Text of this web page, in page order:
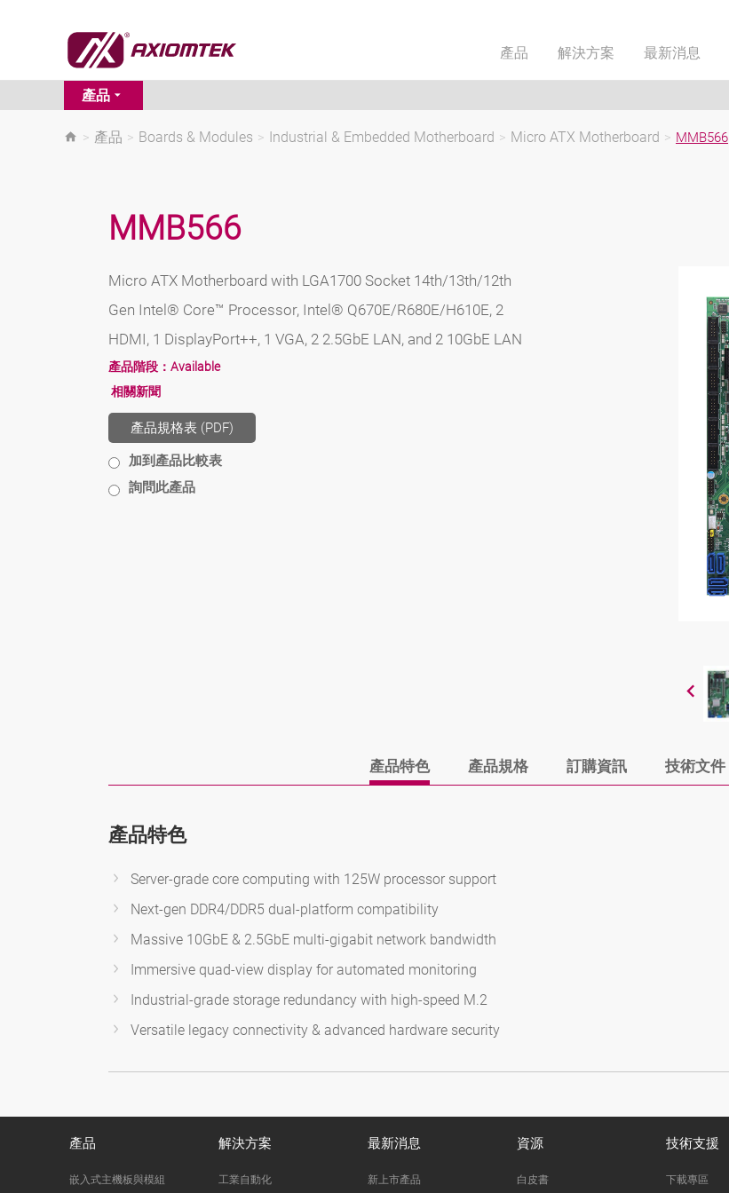
產品 解決方案 最新消息
產品
> 產品 > Boards & Modules > Industrial & Embedded Motherboard > Micro ATX Motherboard > MMB566
MMB566
Micro ATX Motherboard with LGA1700 Socket 14th/13th/12th
Gen Intel® Core™ Processor, Intel® Q670E/R680E/H610E, 2
HDMI, 1 DisplayPort++, 1 VGA, 2 2.5GbE LAN, and 2 10GbE LAN
產品階段： Available
相關新聞
產品規格表 (PDF)
加到產品比較表
詢問此產品
產品特色 產品規格 訂購資訊 技術文件
產品特色
Server-grade core computing with 125W processor support
Next-gen DDR4/DDR5 dual-platform compatibility
Massive 10GbE & 2.5GbE multi-gigabit network bandwidth
Immersive quad-view display for automated monitoring
Industrial-grade storage redundancy with high-speed M.2
Versatile legacy connectivity & advanced hardware security
產品
嵌入式主機板與模組
解決方案
工業自動化
最新消息
新上市產品
資源
白皮書
技術支援
下載專區